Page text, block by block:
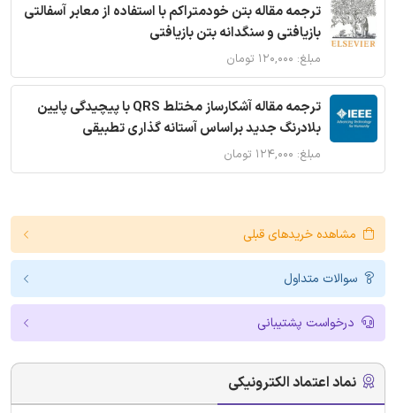
ترجمه مقاله بتن خودمتراکم با استفاده از معابر آسفالتی
بازیافتی و سنگدانه بتن بازیافتی
مبلغ: ۱۲۰,۰۰۰ تومان
ترجمه مقاله آشکارساز مختلط QRS با پیچیدگی پایین
بلادرنگ جدید براساس آستانه گذاری تطبیقی
مبلغ: ۱۲۴,۰۰۰ تومان
مشاهده خریدهای قبلی
سوالات متداول
درخواست پشتیبانی
نماد اعتماد الکترونیکی